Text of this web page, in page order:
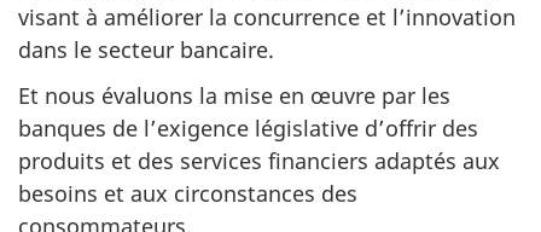
visant à améliorer la concurrence et l’innovation
dans le secteur bancaire.
Et nous évaluons la mise en œuvre par les
banques de l’exigence législative d’offrir des
produits et des services financiers adaptés aux
besoins et aux circonstances des